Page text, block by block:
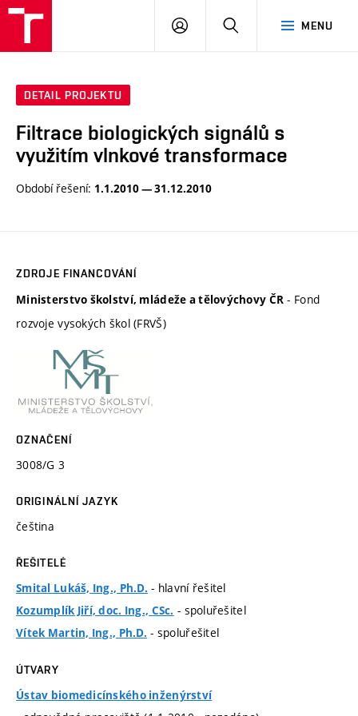
MENU
PŘIHLÁSIT
DETAIL PROJEKTU
Filtrace biologických signálů s
využitím vlnkové transformace
Období řešení: 1.1.2010 — 31.12.2010
ZDROJE FINANCOVÁNÍ
Ministerstvo školství, mládeže a tělovýchovy ČR - Fond
rozvoje vysokých škol (FRVŠ)
OZNAČENÍ
3008/G 3
ORIGINÁLNÍ JAZYK
čeština
ŘEŠITELÉ
Smital Lukáš, Ing., Ph.D. - hlavní řešitel
Kozumplík Jiří, doc. Ing., CSc. - spoluřešitel
Vítek Martin, Ing., Ph.D. - spoluřešitel
ÚTVARY
Ústav biomedicínského inženýrství